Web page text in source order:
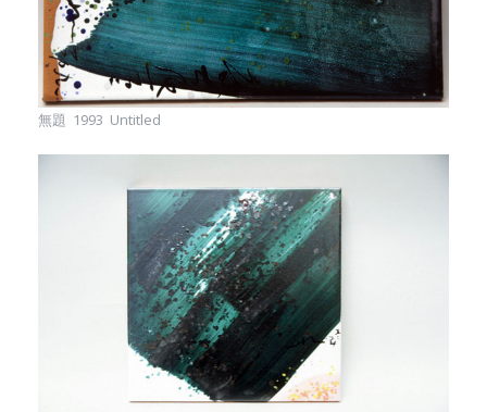
無題 1993 Untitled